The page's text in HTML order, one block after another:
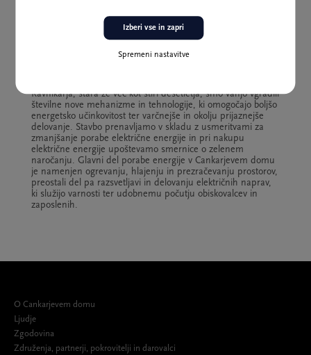
Ravnikarja, stara že več kot štiri desetletja, smo vanjo vgradili
številne nove mehanizme in tehnologije, ki omogočajo boljšo
energetsko učinkovitost ter varčnejše in okolju prijaznejše
delovanje. Stavbo prenavljamo v skladu z usmeritvami za
zmanjšanje porabe električne energije in pri nakupu
električne energije upoštevamo smernice o zelenem
naročanju. Glavni del porabe energije v Cankarjevem domu
je namenjen ogrevanju, hlajenju in prezračevanju prostorov,
preostali del pa razsvetljavi in delovanju električnih naprav,
ki služijo varnosti ter udobnemu počutju obiskovalcev in
zaposlenih.
O Cankarjevem domu
Ljudje
Zgodovina
Združenja, partnerji, pokrovitelji in darovalci
Spremeni nastavitve
Izberi vse in zapri